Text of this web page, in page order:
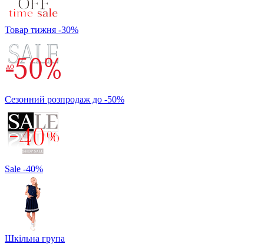
Товар тижня -30%
Сезонний розпродаж до -50%
Sale -40%
Шкільна група